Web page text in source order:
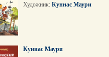
Художник: Куннас Маури
Куннас Маури